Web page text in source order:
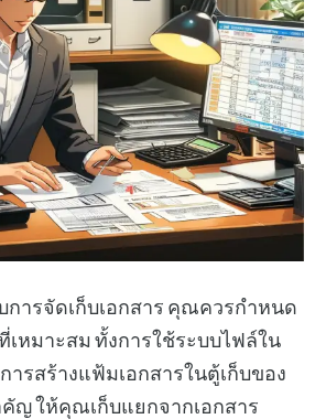
การจัดเก็บเอกสาร คุณควรกำหนด
หมาะสม ทั้งการใช้ระบบไฟล์ใน
ารสร้างแฟ้มเอกสารในตู้เก็บของ
ญ ให้คุณเก็บแยกจากเอกสาร